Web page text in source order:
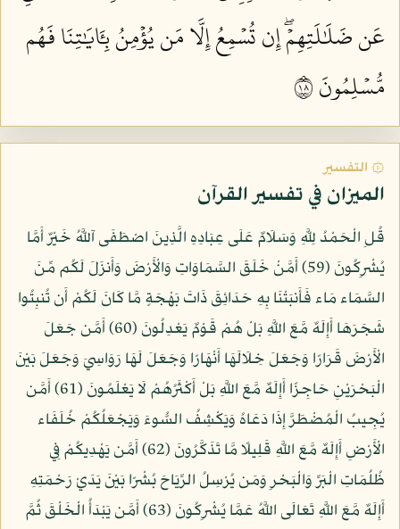
عَن ضَلَٰلَتِهِمۡۖ إِن تُسۡمِعُ إِلَّا مَن يُؤۡمِنُ بِـَٔايَٰتِنَا فَهُم
مُّسۡلِمُونَ ٨١
۞ التفسير
الميزان في تفسير القرآن
قُلِ الْحَمْدُ لِلَّهِ وَسَلَامٌ عَلَى عِبَادِهِ الَّذِينَ اصْطَفَى آللَّهُ خَيْرٌ أَمَّا
يُشْرِكُونَ (59) أَمَّنْ خَلَقَ السَّمَاوَاتِ وَالْأَرْضَ وَأَنزَلَ لَكُم مِّنَ
السَّمَاء مَاء فَأَنبَتْنَا بِهِ حَدَائِقَ ذَاتَ بَهْجَةٍ مَّا كَانَ لَكُمْ أَن تُنبِتُوا
شَجَرَهَا أَإِلَهٌ مَّعَ اللَّهِ بَلْ هُمْ قَوْمٌ يَعْدِلُونَ (60) أَمَّن جَعَلَ
الْأَرْضَ قَرَارًا وَجَعَلَ خِلَالَهَا أَنْهَارًا وَجَعَلَ لَهَا رَوَاسِيَ وَجَعَلَ بَيْنَ
الْبَحْرَيْنِ حَاجِزًا أَإِلَهٌ مَّعَ اللَّهِ بَلْ أَكْثَرُهُمْ لَا يَعْلَمُونَ (61) أَمَّن
يُجِيبُ الْمُضْطَرَّ إِذَا دَعَاهُ وَيَكْشِفُ السُّوءَ وَيَجْعَلُكُمْ خُلَفَاء
الْأَرْضِ أَإِلَهٌ مَّعَ اللَّهِ قَلِيلًا مَّا تَذَكَّرُونَ (62) أَمَّن يَهْدِيكُمْ فِي
ظُلُمَاتِ الْبَرِّ وَالْبَحْرِ وَمَن يُرْسِلُ الرِّيَاحَ بُشْرًا بَيْنَ يَدَيْ رَحْمَتِهِ
أَإِلَهٌ مَّعَ اللَّهِ تَعَالَى اللَّهُ عَمَّا يُشْرِكُونَ (63) أَمَّن يَبْدَأُ الْخَلْقَ ثُمَّ